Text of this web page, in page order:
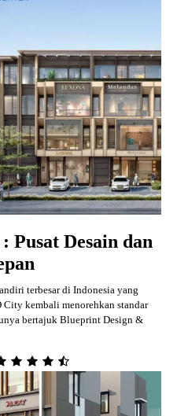
Pusat Desain dan
terbesar di Indonesia yang
City kembali menorehkan standar
bertajuk Blueprint Design &